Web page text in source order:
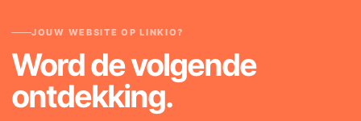
JOUW WEBSITE OP LINKIO?
Word de volgende
ontdekking.